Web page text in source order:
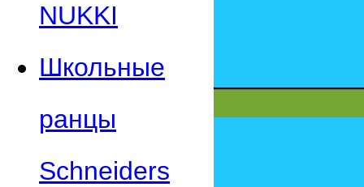
NUKKI
Школьные
ранцы
Schneiders